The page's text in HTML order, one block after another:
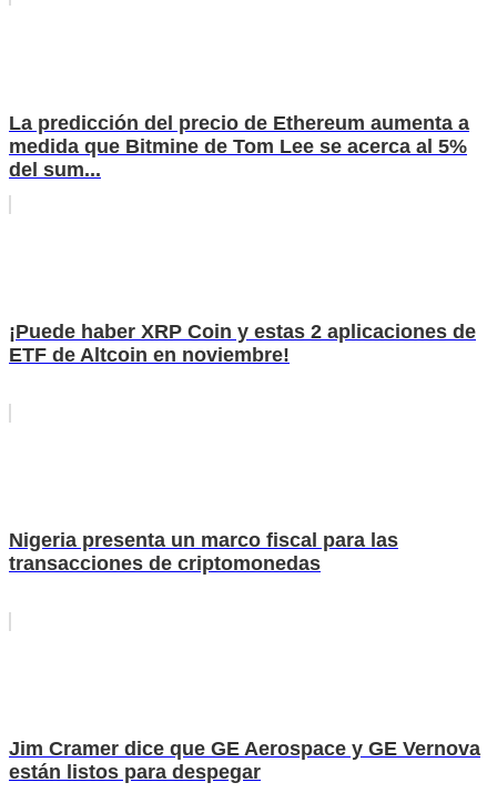
La predicción del precio de Ethereum aumenta a
medida que Bitmine de Tom Lee se acerca al 5%
del sum...
¡Puede haber XRP Coin y estas 2 aplicaciones de
ETF de Altcoin en noviembre!
Nigeria presenta un marco fiscal para las
transacciones de criptomonedas
Jim Cramer dice que GE Aerospace y GE Vernova
están listos para despegar